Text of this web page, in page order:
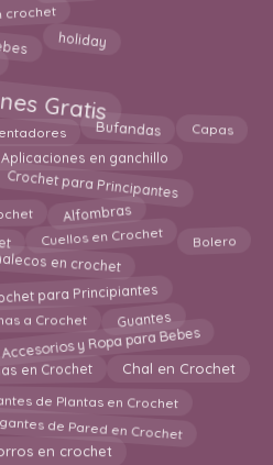
crochet
holiday
Gratis
Bufandas Capas
Aplicaciones en ganchillo
Crochet para Principantes
Alfombras
Cuellos en Crochet Bolero
en crochet
para Principiantes
a Crochet Guantes
Accesorios y Ropa para Bebes
en Crochet Chal en Crochet
de Plantas en Crochet
de Pared en Crochet
en crochet